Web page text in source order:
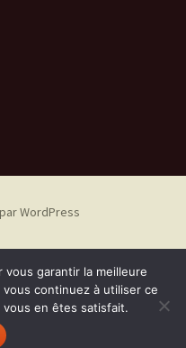
WordPress
garantir la meilleure
continuez à utiliser ce
en êtes satisfait.